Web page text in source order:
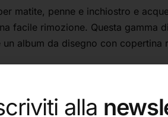
matite, penne e inchiostro e
facile rimozione. Questa gamma
album da disegno con
alla